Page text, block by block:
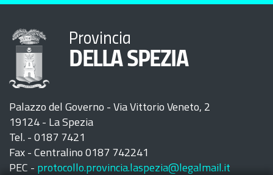
Provincia
DELLA SPEZIA
Palazzo del Governo - Via Vittorio Veneto, 2
19124 - La Spezia
Tel. - 0187 7421
Fax - Centralino 0187 742241
PEC - protocollo.provincia.laspezia@legalmail.it